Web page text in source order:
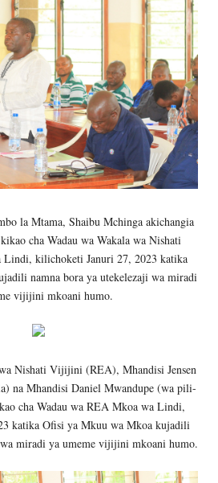
la Mtama, Shaibu Mchinga akichangia
cha Wadau wa Wakala wa Nishati
kilichoketi Januri 27, 2023 katika
namna bora ya utekelezaji wa miradi
vijijini mkoani humo.
Nishati Vijijini (REA), Mhandisi Jensen
na Mhandisi Daniel Mwandupe (wa pili-
cha Wadau wa REA Mkoa wa Lindi,
katika Ofisi ya Mkuu wa Mkoa kujadili
miradi ya umeme vijijini mkoani humo.